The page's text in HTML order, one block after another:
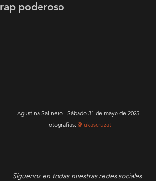
rap poderoso
Agustina Salinero | Sábado 31 de mayo de 2025
Fotografías: @lukascruzat
Síguenos en todas nuestras redes sociales